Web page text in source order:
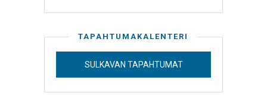
TAPAHTUMAKALENTERI
SULKAVAN TAPAHTUMAT